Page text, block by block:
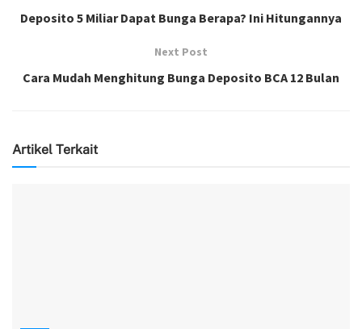
Deposito 5 Miliar Dapat Bunga Berapa? Ini Hitungannya
Next Post
Cara Mudah Menghitung Bunga Deposito BCA 12 Bulan
Artikel Terkait